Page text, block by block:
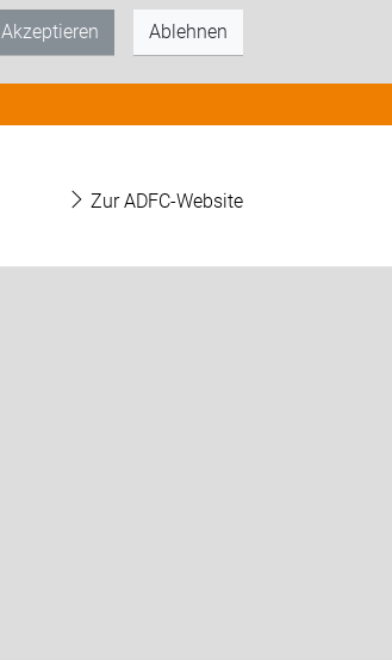
Akzeptieren Ablehnen
Zur ADFC-Website